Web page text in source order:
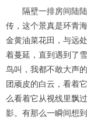
隔壁一排房间陆陆
传，这个景真是环青
金黄油菜花田，与远
着蔓延，直到遇到了
鸟叫，我都不敢大声
团顽皮的白云，看着
么看着它从视线里飘
影。有那么一瞬间想